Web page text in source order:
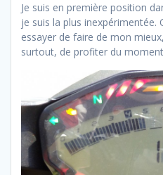
Je suis en première position
je suis la plus inexpérimentée.
essayer de faire de mon
surtout, de profiter du